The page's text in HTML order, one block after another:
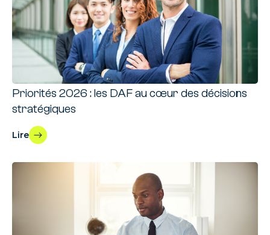
Priorités 2026 : les DAF au cœur des décisions
stratégiques
Lire